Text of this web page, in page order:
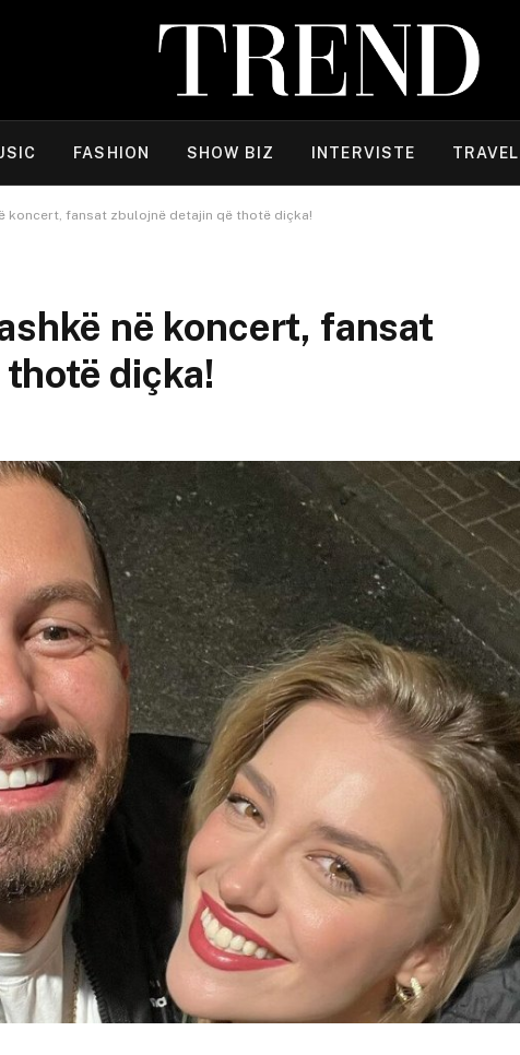
FASHION SHOW BIZ INTERVISTE TRAVEL
koncert, fansat zbulojnë detajin që thotë diçka!
në koncert, fansat
diçka!